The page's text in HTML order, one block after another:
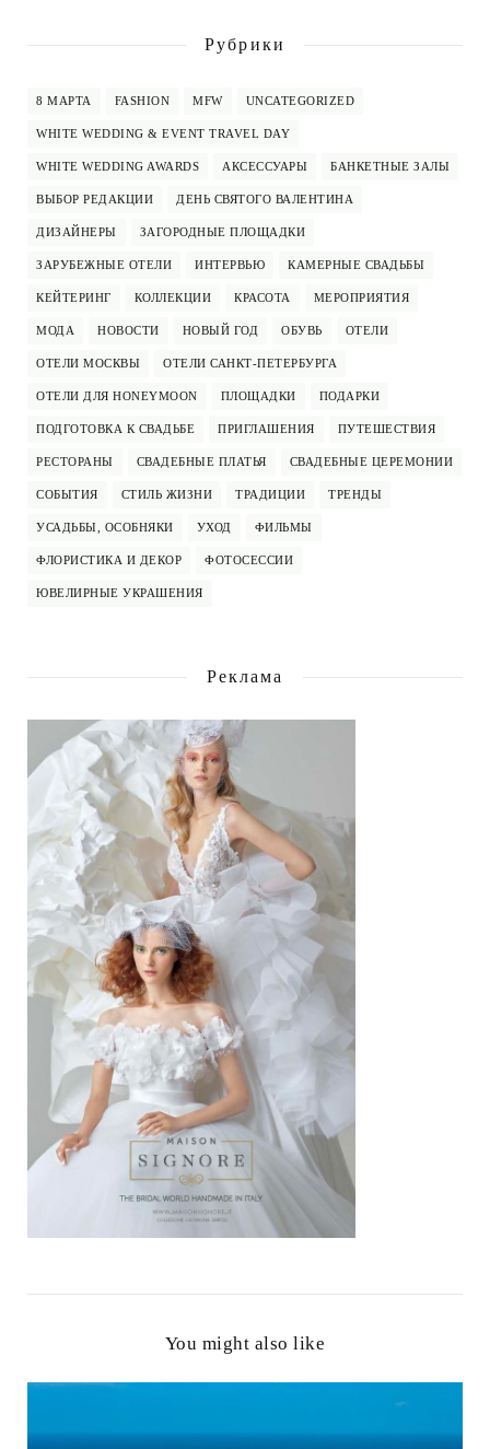
Рубрики
8 МАРТА FASHION MFW UNCATEGORIZED
WHITE WEDDING & EVENT TRAVEL DAY
WHITE WEDDING AWARDS АКСЕССУАРЫ БАНКЕТНЫЕ ЗАЛЫ
ВЫБОР РЕДАКЦИИ ДЕНЬ СВЯТОГО ВАЛЕНТИНА
ДИЗАЙНЕРЫ ЗАГОРОДНЫЕ ПЛОЩАДКИ
ЗАРУБЕЖНЫЕ ОТЕЛИ ИНТЕРВЬЮ КАМЕРНЫЕ СВАДЬБЫ
КЕЙТЕРИНГ КОЛЛЕКЦИИ КРАСОТА МЕРОПРИЯТИЯ
МОДА НОВОСТИ НОВЫЙ ГОД ОБУВЬ ОТЕЛИ
ОТЕЛИ МОСКВЫ ОТЕЛИ САНКТ-ПЕТЕРБУРГА
ОТЕЛИ ДЛЯ HONEYMOON ПЛОЩАДКИ ПОДАРКИ
ПОДГОТОВКА К СВАДЬБЕ ПРИГЛАШЕНИЯ ПУТЕШЕСТВИЯ
РЕСТОРАНЫ СВАДЕБНЫЕ ПЛАТЬЯ СВАДЕБНЫЕ ЦЕРЕМОНИИ
СОБЫТИЯ СТИЛЬ ЖИЗНИ ТРАДИЦИИ ТРЕНДЫ
УСАДЬБЫ, ОСОБНЯКИ УХОД ФИЛЬМЫ
ФЛОРИСТИКА И ДЕКОР ФОТОСЕССИИ
ЮВЕЛИРНЫЕ УКРАШЕНИЯ
Реклама
You might also like